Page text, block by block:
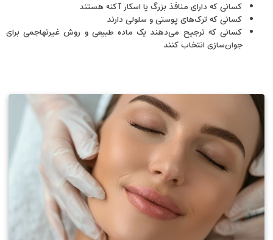
کسانی که دارای منافذ بزرگ یا اسکار آکنه هستند
کسانی که ترک‌های پوستی و سلولی دارند
کسانی که ترجیح می‌دهند یک ماده طبیعی و روش غیرتهاجمی برای
جوان‌سازی انتخاب کنند